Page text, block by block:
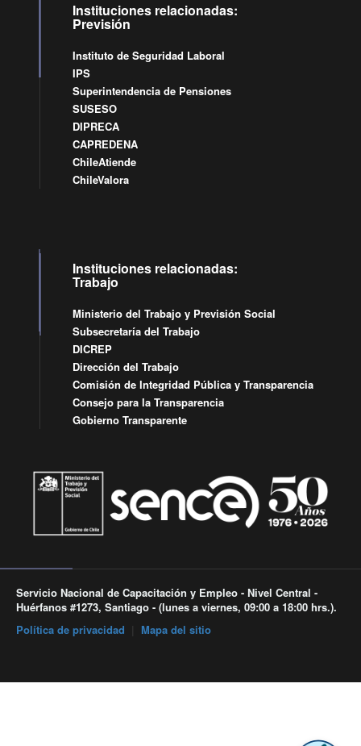
Instituciones relacionadas:
Previsión
Instituto de Seguridad Laboral
IPS
Superintendencia de Pensiones
SUSESO
DIPRECA
CAPREDENA
ChileAtiende
ChileValora
Instituciones relacionadas:
Trabajo
Ministerio del Trabajo y Previsión Social
Subsecretaría del Trabajo
DICREP
Dirección del Trabajo
Comisión de Integridad Pública y Transparencia
Consejo para la Transparencia
Gobierno Transparente
Servicio Nacional de Capacitación y Empleo - Nivel Central -
Huérfanos #1273, Santiago - (lunes a viernes, 09:00 a 18:00 hrs.).
Política de privacidad
Mapa del sitio